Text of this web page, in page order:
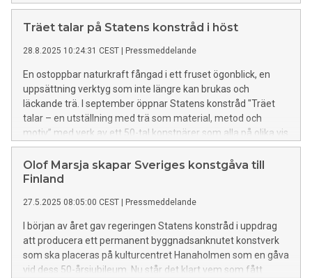
offentliga rum. Här synliggörs Tornedalens glömda historia
och här vävs drömmar om en plats som är lite mjukare, lite
Träet talar på Statens konstråd i höst
28.8.2025 10:24:31 CEST Pressmeddelande
En ostoppbar naturkraft fångad i ett fruset ögonblick, en
uppsättning verktyg som inte längre kan brukas och
läckande trä. I september öppnar Statens konstråd "Träet
talar – en utställning med trä som material, metod och
motiv” med verk av ett 50-tal konstnärer som alla på olika vis
arbetar med trä.
Olof Marsja skapar Sveriges konstgåva till
Finland
27.5.2025 08:05:00 CEST Pressmeddelande
I början av året gav regeringen Statens konstråd i uppdrag
att producera ett permanent byggnadsanknutet konstverk
som ska placeras på kulturcentret Hanaholmen som en gåva
vid dess 50-årsjubileum. Nu står det klart vem som fått